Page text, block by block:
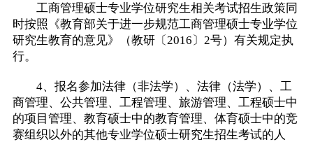
工商管理硕士专业学位研究生相关考试招生政策同
时按照《教育部关于进一步规范工商管理硕士专业学位
研究生教育的意见》（教研〔2016〕2号）有关规定执
行。
4、报名参加法律（非法学）、法律（法学）、工
商管理、公共管理、工程管理、旅游管理、工程硕士中
的项目管理、教育硕士中的教育管理、体育硕士中的竞
赛组织以外的其他专业学位硕士研究生招生考试的人